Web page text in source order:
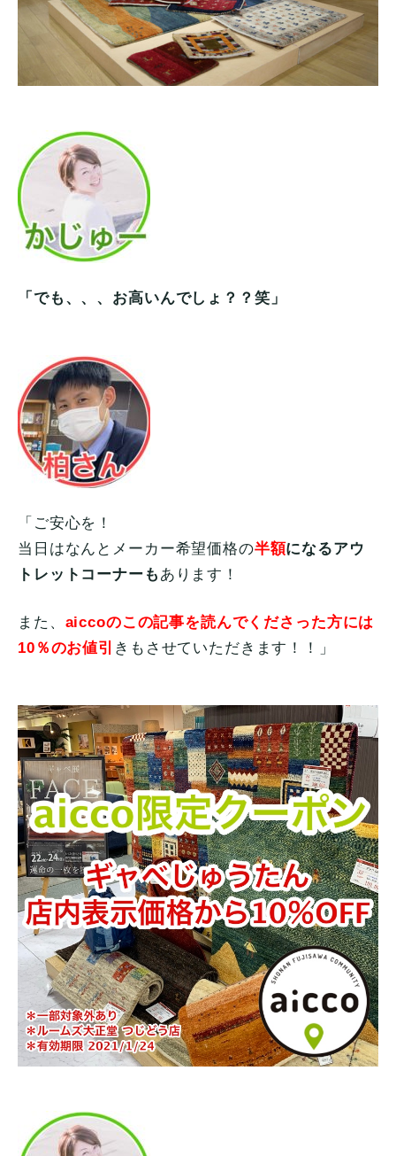
「でも、、、お高いんでしょ？？笑」
「ご安心を！
当日はなんとメーカー希望価格の半額になるアウ
トレットコーナーも あります！
また、 aiccoのこの記事を読んでくださった方には
10％のお値引 きもさせていただきます！！」